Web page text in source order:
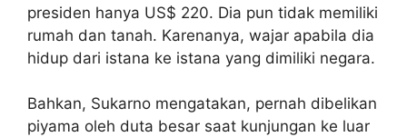
presiden hanya US$ 220. Dia pun tidak memiliki
rumah dan tanah. Karenanya, wajar apabila dia
hidup dari istana ke istana yang dimiliki negara.
Bahkan, Sukarno mengatakan, pernah dibelikan
piyama oleh duta besar saat kunjungan ke luar